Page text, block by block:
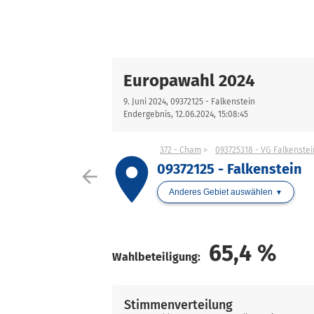
Europawahl 2024
9. Juni 2024, 09372125 - Falkenstein
Endergebnis, 12.06.2024, 15:08:45
arrow_back place
372 - Cham 093725318 - VG
09372125 - Falkenstein
Anderes Gebiet auswählen
Wahlbeteiligung: 65,4 %
Stimmenverteilung